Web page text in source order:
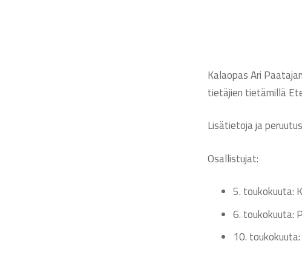
Kalaopas Ari
tietäjien tietämillä
Lisätietoja ja
Osallistujat:
5. toukokuuta:
6. toukokuuta:
10.